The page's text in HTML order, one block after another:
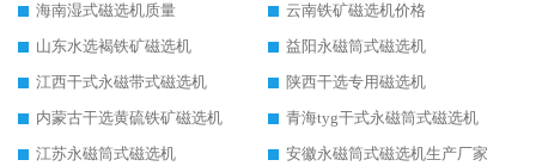
海南湿式磁选机质量
云南铁矿磁选机价格
山东水选褐铁矿磁选机
益阳永磁筒式磁选机
江西干式永磁带式磁选机
陕西干选专用磁选机
内蒙古干选黄硫铁矿磁选机
青海tyg干式永磁筒式磁选机
江苏永磁筒式磁选机
安徽永磁筒式磁选机生产厂家